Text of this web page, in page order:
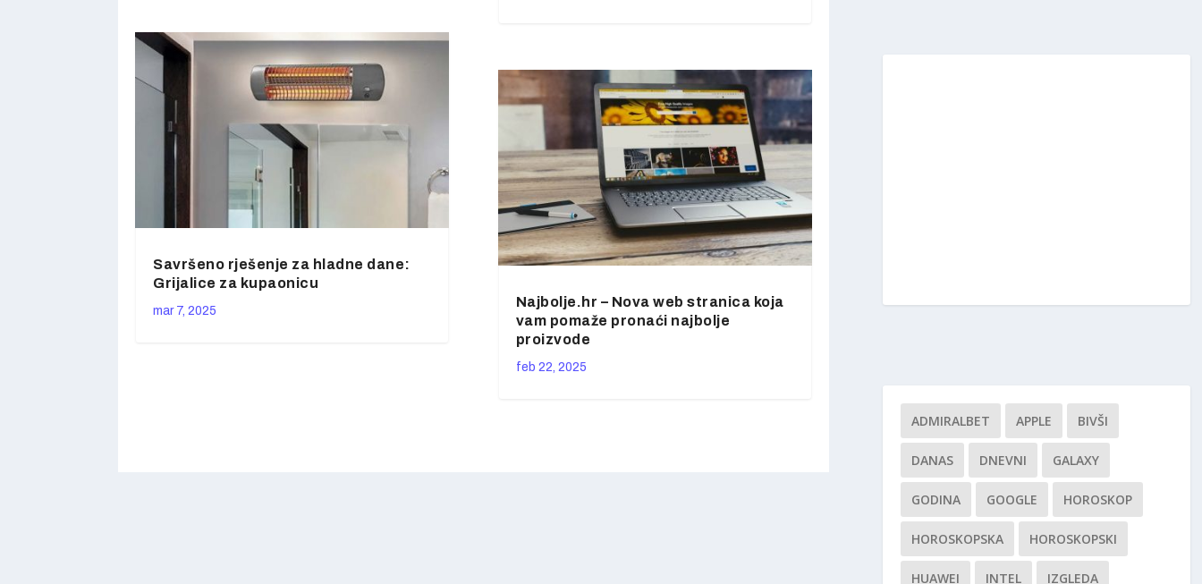
Savršeno rješenje za hladne dane:
Grijalice za kupaonicu
mar 7, 2025
Najbolje.hr – Nova web stranica koja
vam pomaže pronaći najbolje
proizvode
feb 22, 2025
ADMIRALBET APPLE BIVŠI
DANAS DNEVNI GALAXY
GODINA GOOGLE HOROSKOP
HOROSKOPSKA HOROSKOPSKI
HUAWEI INTEL IZGLEDA